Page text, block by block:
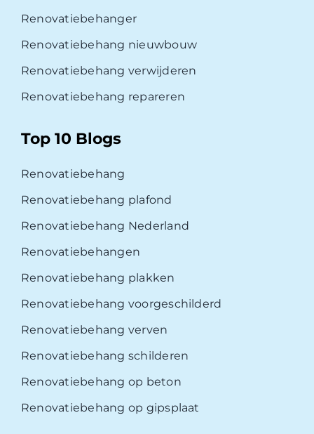
Renovatiebehanger
Renovatiebehang nieuwbouw
Renovatiebehang verwijderen
Renovatiebehang repareren
Top 10 Blogs
Renovatiebehang
Renovatiebehang plafond
Renovatiebehang Nederland
Renovatiebehangen
Renovatiebehang plakken
Renovatiebehang voorgeschilderd
Renovatiebehang verven
Renovatiebehang schilderen
Renovatiebehang op beton
Renovatiebehang op gipsplaat